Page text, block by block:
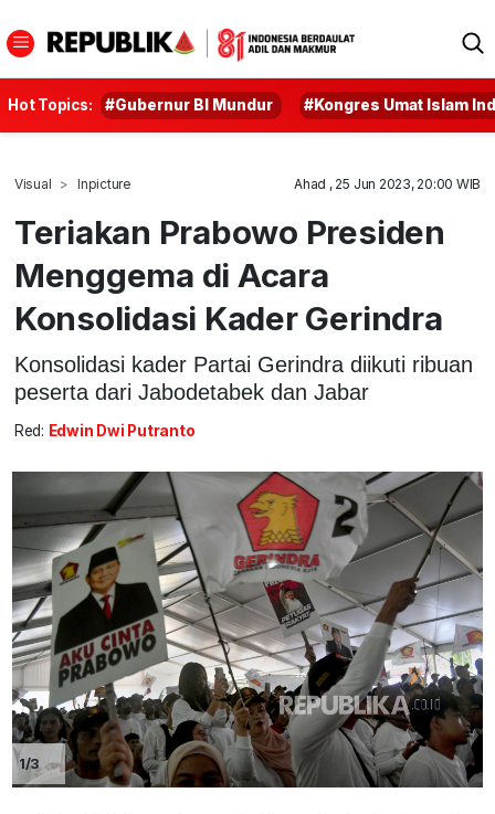
Hot Topics: #Gubernur BI Mundur #Kongres Umat Islam
Visual Inpicture Ahad , 25 Jun 2023, 20:00 WIB
Teriakan Prabowo Presiden
Menggema di Acara
Konsolidasi Kader Gerindra
Konsolidasi kader Partai Gerindra diikuti ribuan
peserta dari Jabodetabek dan Jabar
Red: Edwin Dwi Putranto
1/3